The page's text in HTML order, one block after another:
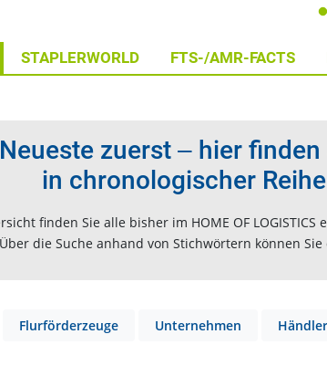
STAPLERWORLD FTS-/AMR-FACTS
zuerst ‒ hier
in chronologischer
finden Sie alle bisher im HOME OF
die Suche anhand von Stichwörtern können
Flurförderzeuge Unternehmen Händler